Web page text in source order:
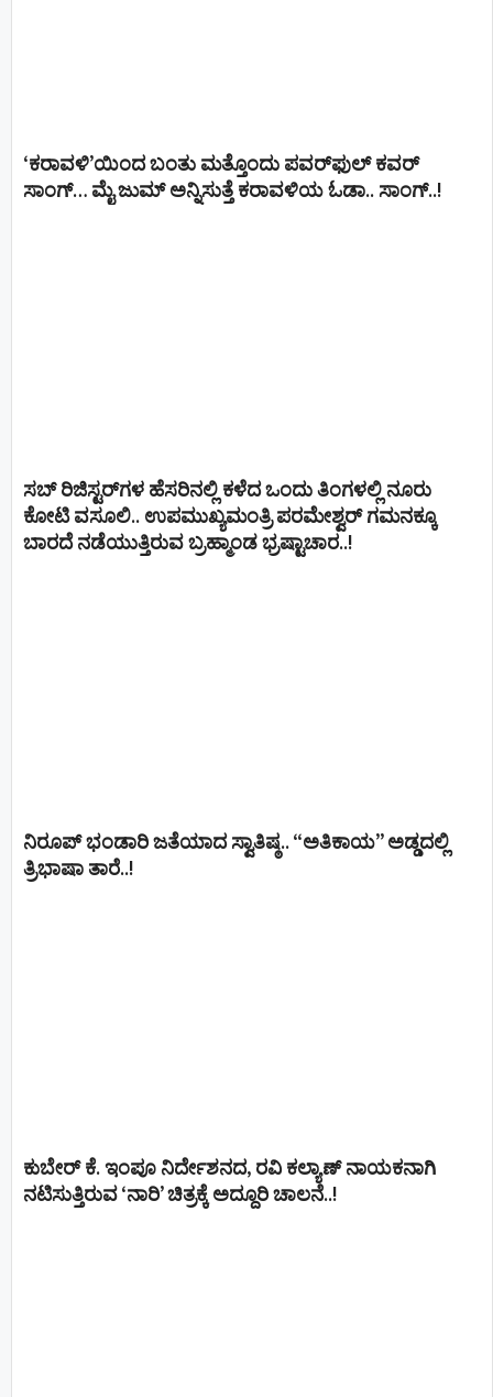
‘ಕರಾವಳಿ’ಯಿಂದ ಬಂತು ಮತ್ತೊಂದು ಪವರ್‌ಫುಲ್ ಕವರ್
ಸಾಂಗ್… ಮೈ ಜುಮ್ ಅನ್ನಿಸುತ್ತೆ ಕರಾವಳಿಯ ಓಡಾ.. ಸಾಂಗ್‌..!
ಸಬ್ ರಿಜಿಸ್ಟರ್​ಗಳ ಹೆಸರಿನಲ್ಲಿ ಕಳೆದ ಒಂದು ತಿಂಗಳಲ್ಲಿ ನೂರು
ಕೋಟಿ ವಸೂಲಿ.. ಉಪಮುಖ್ಯಮಂತ್ರಿ ಪರಮೇಶ್ವರ್​ ಗಮನಕ್ಕೂ
ಬಾರದೆ ನಡೆಯುತ್ತಿರುವ ಬ್ರಹ್ಮಾಂಡ ಭ್ರಷ್ಟಾಚಾರ..!
ನಿರೂಪ್ ಭಂಡಾರಿ ಜತೆಯಾದ ಸ್ವಾತಿಷ್ಠ.. “ಅತಿಕಾಯ” ಅಡ್ಡದಲ್ಲಿ
ತ್ರಿಭಾಷಾ ತಾರೆ..!
ಕುಬೇರ್ ಕೆ. ಇಂಪೂ ನಿರ್ದೇಶನದ, ರವಿ ಕಲ್ಯಾಣ್‍ ನಾಯಕನಾಗಿ
ನಟಿಸುತ್ತಿರುವ ‘ನಾರಿ’ ಚಿತ್ರಕ್ಕೆ ಅದ್ದೂರಿ ಚಾಲನೆ..!